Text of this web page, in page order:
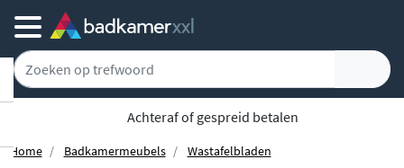
5779 klanten geven ons een 9.1
Home Badkamermeubels Wastafelbladen